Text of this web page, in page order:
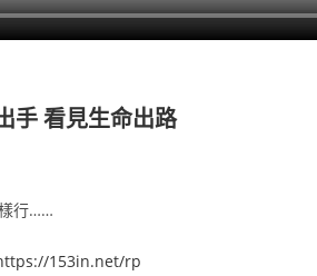
手 看見生命出路
行……
153in.net/rp